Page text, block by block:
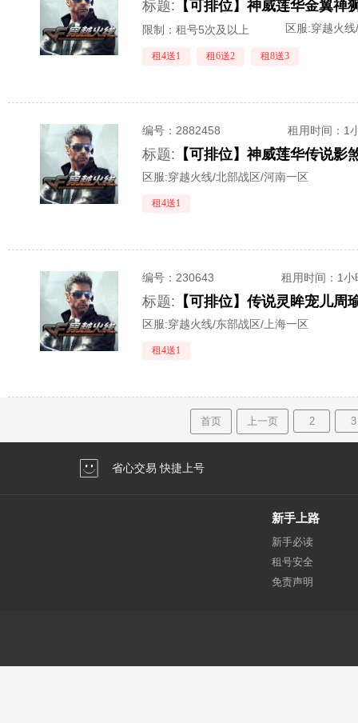
标题:
限制：租号5次及以上 区服:穿越火
租4送1 租6送2 租8送3
编号： 2882458 租用时间 ：1
标题:
区服:穿越火线/北部战区/河南一区
租4送1
编号： 230643 租用时间 ：1
标题:
区服:穿越火线/东部战区/上海一区
租4送1
首页 上一页 2 3
省心交易 快捷上号
新手上路
新手必读
租号安全
免责声明